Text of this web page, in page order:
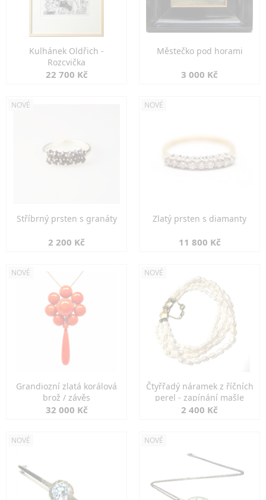
Kulhánek Oldřich -
Rozcvička
22 700 Kč
Městečko pod horami
3 000 Kč
NOVÉ
Stříbrný prsten s granáty
2 200 Kč
NOVÉ
Zlatý prsten s diamanty
11 800 Kč
NOVÉ
Grandiozní zlatá korálová
brož / závěs
32 000 Kč
NOVÉ
Čtyřřadý náramek z říčních
perel - zapínání mašle
2 400 Kč
NOVÉ NOVÉ